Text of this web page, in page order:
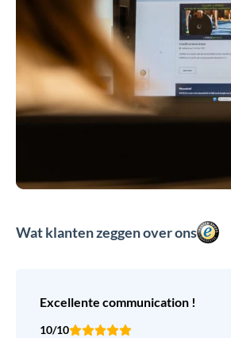
Wat klanten zeggen over ons
Excellente communication !
10/10